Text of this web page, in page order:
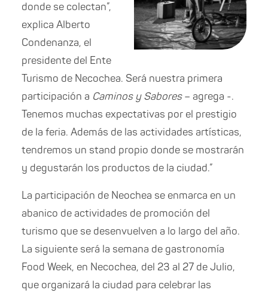
donde se colectan”,
explica Alberto
Condenanza, el
presidente del Ente
Turismo de Necochea. Será nuestra primera
participación a Caminos y Sabores– agrega -.
Tenemos muchas expectativas por el prestigio
de la feria. Además de las actividades artísticas,
tendremos un stand propio donde se mostrarán
y degustarán los productos de la ciudad.”
La participación de Neochea se enmarca en un
abanico de actividades de promoción del
turismo que se desenvuelven a lo largo del año.
La siguiente será la semana de gastronomía
Food Week, en Necochea, del 23 al 27 de Julio,
que organizará la ciudad para celebrar las